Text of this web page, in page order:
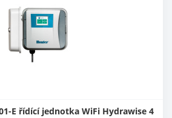
E řídící jednotka WiFi Hydrawise 4